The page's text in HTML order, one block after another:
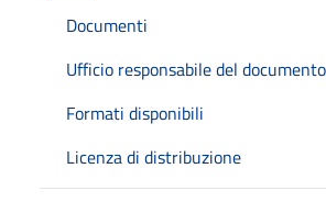
Documenti
Ufficio responsabile del documento
Formati disponibili
Licenza di distribuzione